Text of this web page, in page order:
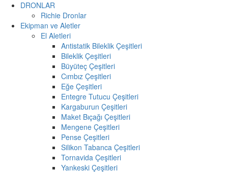
DRONLAR
Richie Dronlar
Ekipman ve Aletler
El Aletleri
Antistatik Bileklik Çeşitleri
Bileklik Çeşitleri
Büyüteç Çeşitleri
Cımbız Çeşitleri
Eğe Çeşitleri
Entegre Tutucu Çeşitleri
Kargaburun Çeşitleri
Maket Bıçağı Çeşitleri
Mengene Çeşitleri
Pense Çeşitleri
Silikon Tabanca Çeşitleri
Tornavida Çeşitleri
Yankeski Çeşitleri